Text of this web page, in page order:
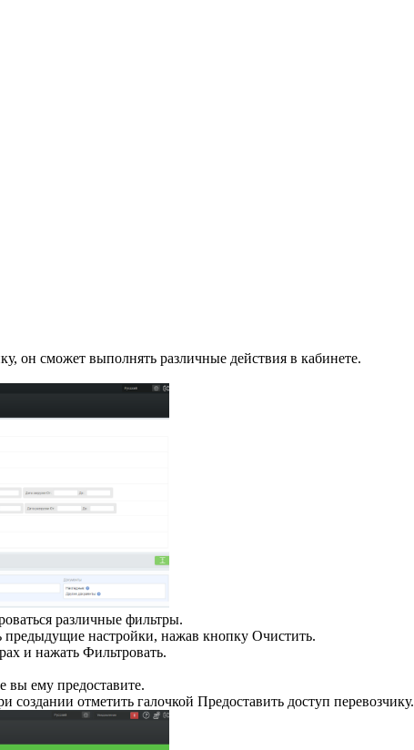
он сможет выполнять различные действия в кабинете.
различные фильтры.
предыдущие настройки, нажав кнопку Очистить.
и нажать Фильтровать.
вы ему предоставите.
отметить галочкой Предоставить доступ перевозчику.